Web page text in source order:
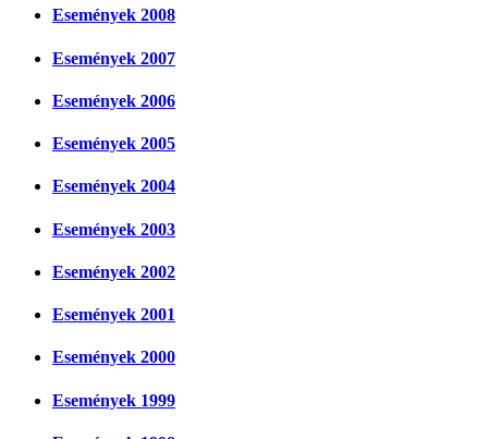
Események 2008
Események 2007
Események 2006
Események 2005
Események 2004
Események 2003
Események 2002
Események 2001
Események 2000
Események 1999